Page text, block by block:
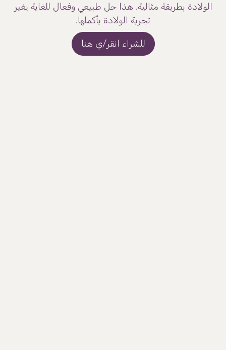
الولادة بطريقة مثالية. هذا حل طبيعي وفعال للغاية يغير
تجربة الولادة بأكملها.
للشراء انقر/ي هنا